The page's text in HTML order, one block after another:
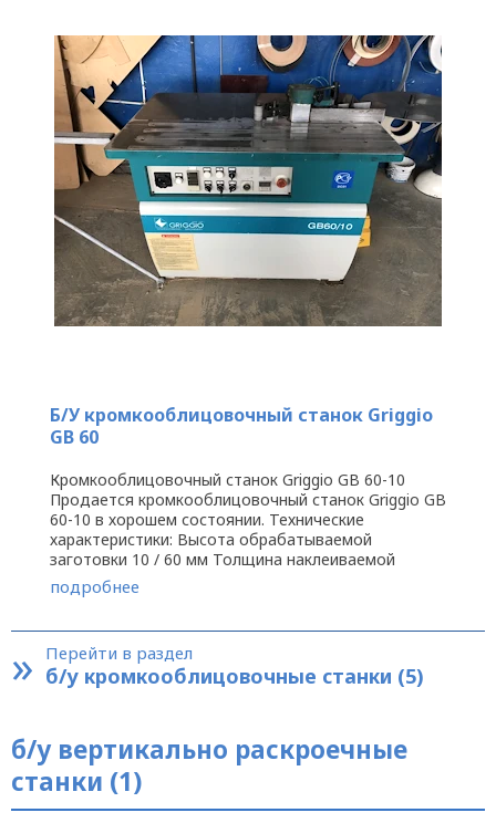
Б/У кромкооблицовочный станок Griggio
GB 60
Кромкооблицовочный станок Griggio GB 60-10
Продается кромкооблицовочный станок Griggio GB
60-10 в хорошем состоянии. Технические
характеристики: Высота обрабатываемой
заготовки 10 / 60 мм Толщина наклеиваемой
кромки 0,3 / 3 мм Минимальная длина ...
подробнее
» Перейти в раздел
б/у кромкооблицовочные станки (5)
б/у вертикально раскроечные
станки (1)